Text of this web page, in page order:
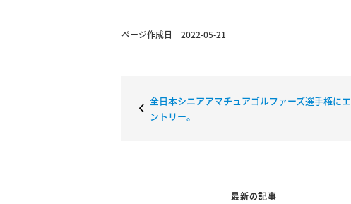
ページ作成日 2022-05-21
全日本シニアアマチュアゴルファーズ選手権にエ
ントリー。
最新の記事